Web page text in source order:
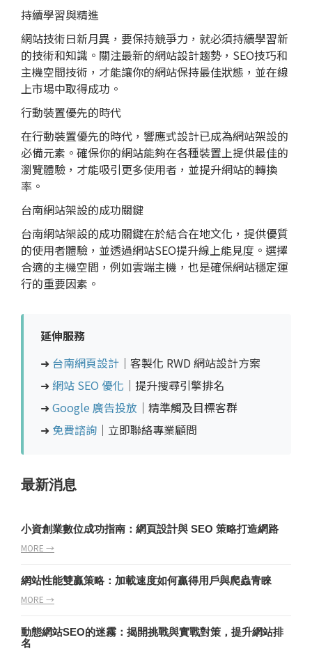
持續學習與精進
網站技術日新月異，要保持競爭力，就必須持續學習新
的技術和知識。關注最新的網站設計趨勢，SEO技巧和
主機空間技術，才能讓你的網站保持最佳狀態，並在線
上市場中取得成功。
行動裝置優先的時代
在行動裝置優先的時代，響應式設計已成為網站架設的
必備元素。確保你的網站能夠在各種裝置上提供最佳的
瀏覽體驗，才能吸引更多使用者，並提升網站的轉換
率。
台南網站架設的成功關鍵
台南網站架設的成功關鍵在於結合在地文化，提供優質
的使用者體驗，並透過網站SEO提升線上能見度。選擇
合適的主機空間，例如雲端主機，也是確保網站穩定運
行的重要因素。
延伸服務
➜ 台南網頁設計 ｜客製化 RWD 網站設計方案
➜ 網站 SEO 優化 ｜提升搜尋引擎排名
➜ Google 廣告投放 ｜精準觸及目標客群
➜ 免費諮詢 ｜立即聯絡專業顧問
最新消息
小資創業數位成功指南：網頁設計與 SEO 策略打造網路
MORE →
網站性能雙贏策略：加載速度如何贏得用戶與爬蟲青睞
MORE →
動態網站SEO的迷霧：揭開挑戰與實戰對策，提升網站排
名